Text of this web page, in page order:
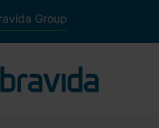
Group